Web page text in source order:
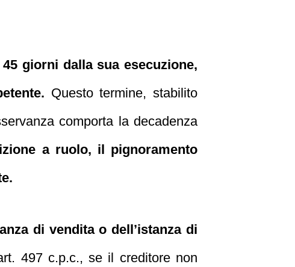
giorni dalla sua esecuzione,
Questo termine, stabilito
comporta la decadenza
a ruolo, il pignoramento
di vendita o dell’istanza di
497 c.p.c., se il creditore non